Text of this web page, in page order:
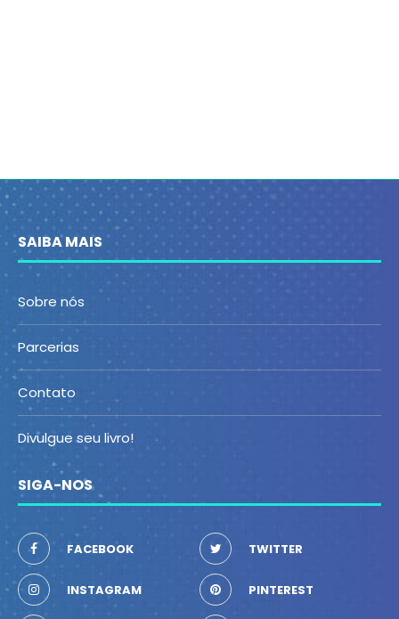
SAIBA MAIS
Sobre nós
Parcerias
Contato
Divulgue seu livro!
SIGA-NOS
FACEBOOK TWITTER
INSTAGRAM PINTEREST